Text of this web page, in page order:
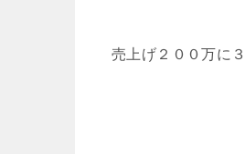
売上げ２００万に